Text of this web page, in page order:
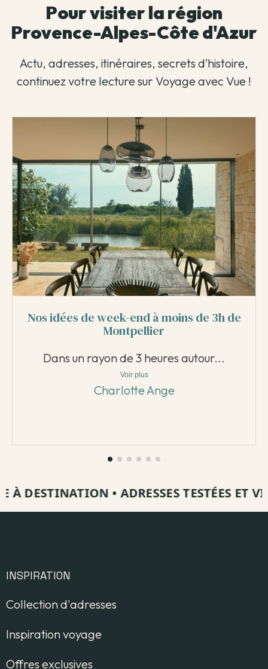
Pour visiter la région
Provence-Alpes-Côte d'Azur
Actu, adresses, itinéraires, secrets d’histoire,
continuez votre lecture sur Voyage avec Vue !
Nos idées de week-end à moins de 3h de
Montpellier
Dans un rayon de 3 heures autour...
Voir plus
Charlotte Ange
À DESTINATION• ADRESSES TESTÉES ET
INSPIRATION
Collection d'adresses
Inspiration voyage
Offres exclusives